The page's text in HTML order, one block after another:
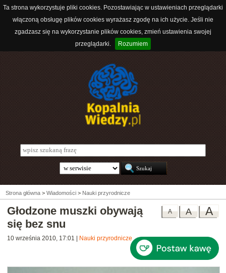
Ta strona wykorzystuje pliki cookies. Pozostawiając w ustawieniach przeglądarki
włączoną obsługę plików cookies wyrażasz zgodę na ich użycie. Jeśli nie
zgadzasz się na wykorzystanie plików cookies, zmień ustawienia swojej
przeglądarki.
Rozumiem
Strona główna > Wiadomości > Nauki przyrodnicze
A
A
A
Głodzone muszki obywają
się bez snu
10 września 2010, 17:01 Nauki przyrodnicze